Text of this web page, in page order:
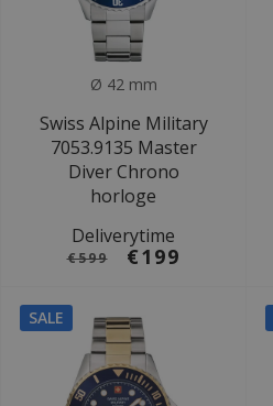
Ø 42 mm
Swiss Alpine Military
7053.9135 Master
Diver Chrono
horloge
Deliverytime
€599 €199
SALE